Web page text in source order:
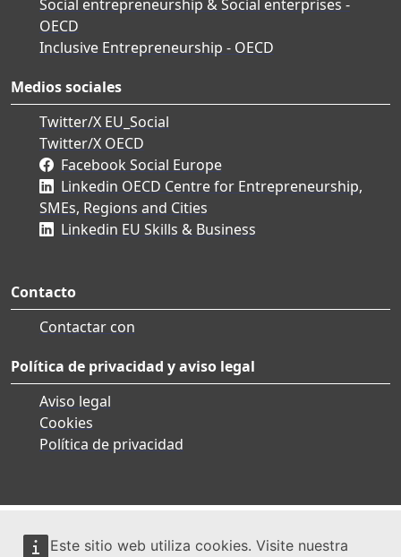
Este sitio web utiliza cookies. Visite nuestra
Social entrepreneurship & Social enterprises -
OECD
Inclusive Entrepreneurship - OECD
Medios sociales
Twitter/X EU_Social
Twitter/X OECD
Facebook Social Europe
Linkedin OECD Centre for Entrepreneurship,
SMEs, Regions and Cities
Linkedin EU Skills & Business
Contacto
Contactar con
Política de privacidad y aviso legal
Aviso legal
Cookies
Política de privacidad